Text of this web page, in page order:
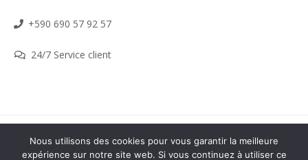
+590 690 57 92 57
24/7 Service client
Terms & Conditions
Nous utilisons des cookies pour vous garantir la meilleure
expérience sur notre site web. Si vous continuez à utiliser ce